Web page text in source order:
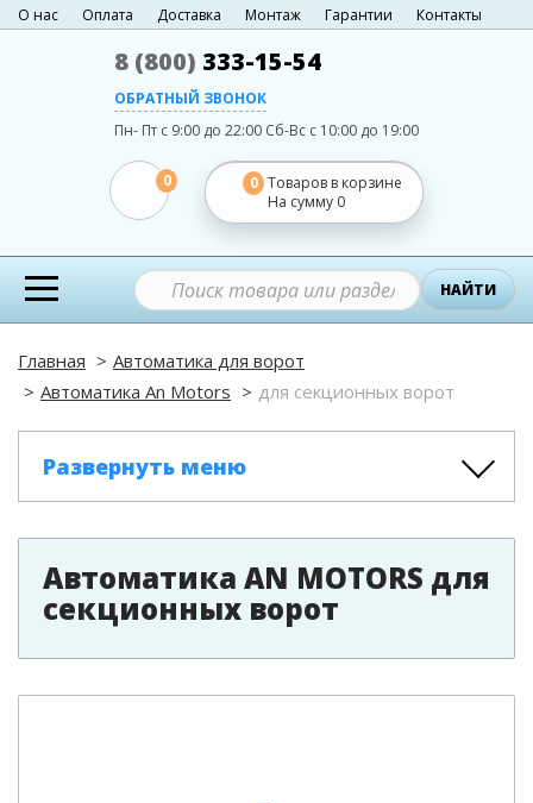
О нас Оплата Доставка Монтаж Гарантии Контакты
8 (800) 333-15-54
ОБРАТНЫЙ ЗВОНОК
Пн- Пт с 9:00 до 22:00 Сб-Вс с 10:00 до 19:00
0 0 Товаров в корзине
На сумму 0
НАЙТИ
Главная
Автоматика для ворот
Автоматика An Motors
для секционных ворот
Развернуть меню
Автоматика AN MOTORS для
секционных ворот